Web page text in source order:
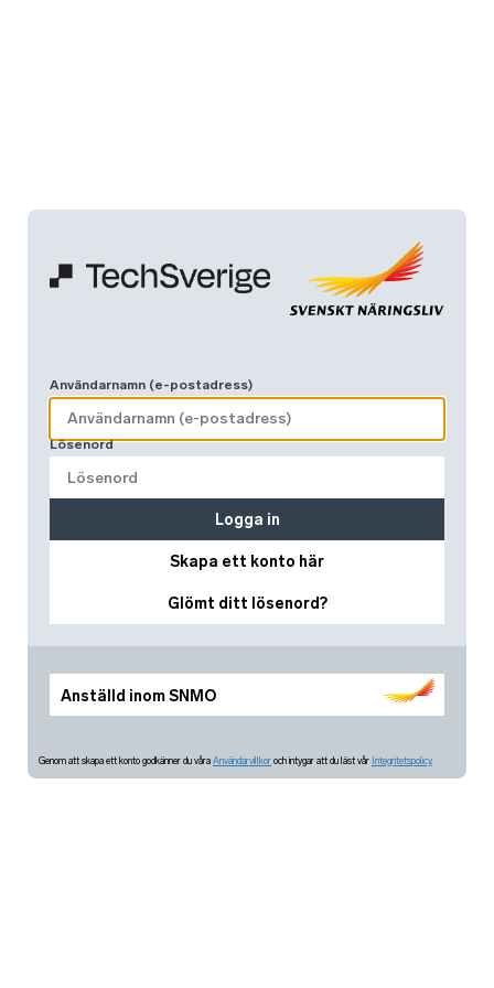
Anställd inom SNMO
Användarnamn (e-postadress)
Lösenord
Skapa ett konto här
Glömt ditt lösenord?
Logga in
Genom att skapa ett konto godkänner du våra Användarvillkor och intygar att du läst vår Integritetspolicy.